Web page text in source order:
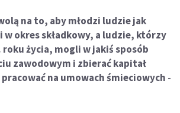
na to, aby młodzi ludzie jak
w okres składkowy, a ludzie, którzy
roku życia, mogli w jakiś sposób
zawodowym i zbierać kapitał
na umowach śmieciowych -